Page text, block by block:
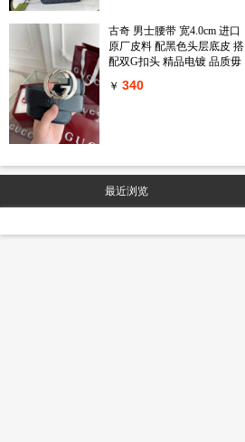
魅力 同色调皮革滚边令整个
廓形愈发丰满 典藏条纹织带
则为整个设计注入一抹亮色
黑色GG Supreme帆布 黑色皮
古奇 男士腰带 宽4.0cm 进口
原厂皮料 配黑色头层底皮 搭
配双G扣头 精品电镀 品质毋
装 送礼自用首选
￥ 340
最近浏览